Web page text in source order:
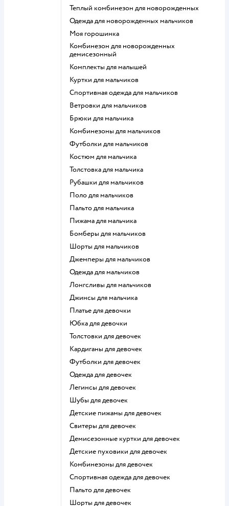
Теплый комбинезон для новорожденных
Одежда для новорожденных мальчиков
Моя горошинка
Комбинезон для новорожденных
демисезонный
Комплекты для малышей
Куртки для мальчиков
Спортивная одежда для мальчиков
Ветровки для мальчиков
Брюки для мальчика
Комбинезоны для мальчиков
Футболки для мальчиков
Костюм для мальчика
Толстовка для мальчика
Рубашки для мальчиков
Поло для мальчиков
Пальто для мальчика
Пижама для мальчика
Бомберы для мальчиков
Шорты для мальчиков
Джемперы для мальчиков
Одежда для мальчиков
Лонгсливы для мальчиков
Джинсы для мальчика
Платье для девочки
Юбка для девочки
Толстовки для девочек
Кардиганы для девочек
Футболки для девочек
Одежда для девочек
Легинсы для девочек
Шубы для девочек
Детские пижамы для девочек
Свитеры для девочек
Демисезонные куртки для девочек
Детские пуховики для девочек
Комбинезоны для девочек
Спортивная одежда для девочек
Пальто для девочек
Шорты для девочек